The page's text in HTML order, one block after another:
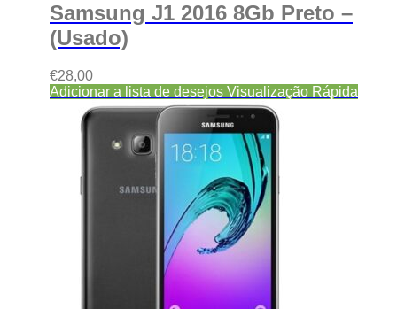
Samsung J1 2016 8Gb Preto –
(Usado)
€28,00
Adicionar a lista de desejos Visualização Rápida